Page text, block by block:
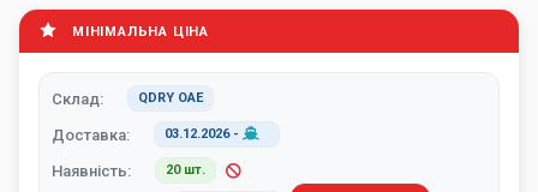
МІНІМАЛЬНА ЦІНА
Склад: QDRY ОАЕ
Доставка: 03.12.2026-
Наявність: 20 шт.